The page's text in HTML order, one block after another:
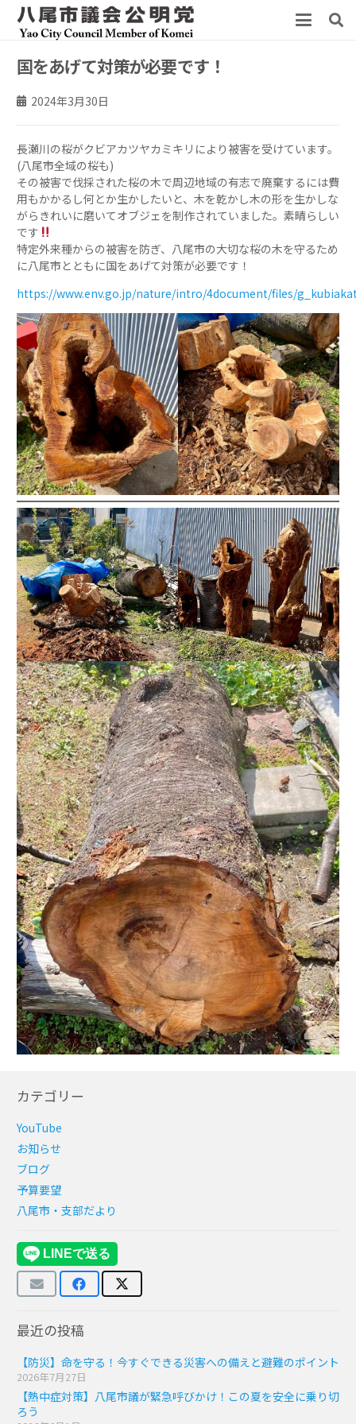
国をあげて対策が必要です！
2024年3月30日
長瀬川の桜がクビアカツヤカミキリにより被害を受けています。
(八尾市全域の桜も)
その被害で伐採された桜の木で周辺地域の有志で廃棄するには費
用もかかるし何とか生かしたいと、木を乾かし木の形を生かしな
がらきれいに磨いてオブジェを制作されていました。素晴らしい
です
特定外来種からの被害を防ぎ、八尾市の大切な桜の木を守るため
に八尾市とともに国をあげて対策が必要です！
https://www.env.go.jp/nature/intro/4document/files/
カテゴリー
YouTube
お知らせ
ブログ
予算要望
八尾市・支部だより
最近の投稿
【防災】命を守る！今すぐできる災害への備えと避難のポイント
2026年7月27日
【熱中症対策】八尾市議が緊急呼びかけ！この夏を安全に乗り切
ろう